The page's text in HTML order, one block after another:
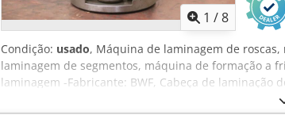
1 /8
Condição: usado, Máquina de laminagem de
laminagem de segmentos, máquina de formação a
laminagem -Fabricante: BWF, Cabeça de laminação
1,5 -Dimensão: Ø 120 x 180 mm Crodpeu Tyvhjfx